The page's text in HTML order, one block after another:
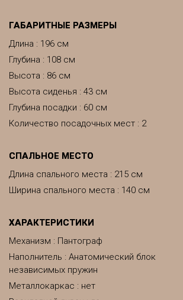
ГАБАРИТНЫЕ РАЗМЕРЫ
Длина : 196 см
Глубина : 108 см
Высота : 86 см
Высота сиденья : 43 см
Глубина посадки : 60 см
Количество посадочных мест : 2
CПАЛЬНОЕ МЕСТО
Длина спального места : 215 см
Ширина спального места : 140 см
ХАРАКТЕРИСТИКИ
Механизм : Пантограф
Наполнитель : Анатомический блок
независимых пружин
Металлокаркас : нет